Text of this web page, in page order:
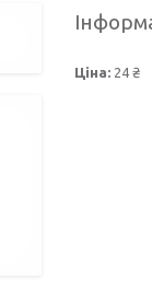
Ціна: 24 ₴